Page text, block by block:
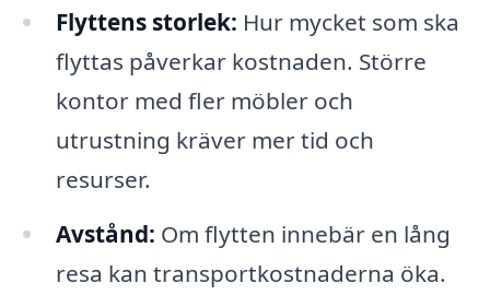
Flyttens storlek: Hur mycket som ska
flyttas påverkar kostnaden. Större
kontor med fler möbler och
utrustning kräver mer tid och
resurser.
Avstånd: Om flytten innebär en lång
resa kan transportkostnaderna öka.